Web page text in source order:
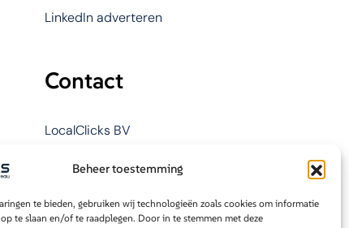
Beheer toestemming
te bieden, gebruiken wij technologieën zoals cookies om informatie
te slaan en/of te raadplegen. Door in te stemmen met deze
LinkedIn adverteren
Contact
LocalClicks BV
1332 AX Almere
085 876 9858